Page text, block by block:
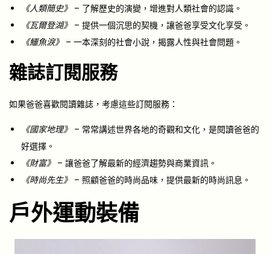
《人類簡史》 – 了解歷史的演變，增進對人類社會的認識。
《瓦爾登湖》 – 提供一個沉思的契機，讓爸爸享受文化享受。
《鱷魚淚》 – 一本深刻的社會小說，揭露人性與社會問題。
雜誌訂閱服務
如果爸爸喜歡閱讀雜誌，考慮這些訂閱服務：
《國家地理》 – 常常講述世界各地的奇觀和文化，是閱讀爸爸的
好選擇。
《財富》 – 讓爸爸了解最新的經濟趨勢與商業資訊。
《時尚先生》 – 照顧爸爸的時尚品味，提供最新的時尚訊息。
戶外運動裝備